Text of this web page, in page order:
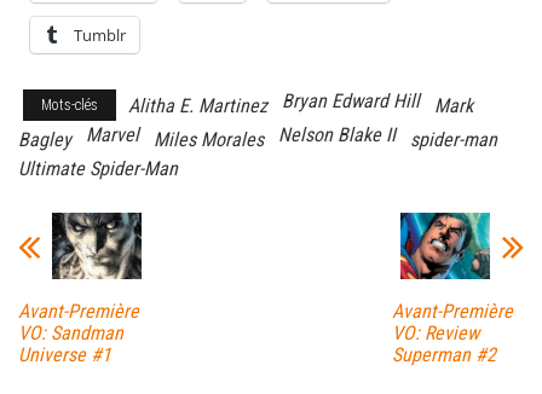
Tumblr
Mots-clés Alitha E. Martinez Bryan Edward Hill
Mark
Bagley
Marvel Miles Morales Nelson Blake II
spider-man
Ultimate Spider-Man
Avant-Première
VO: Sandman
Universe #1
Avant-Première
VO: Review
Superman #2